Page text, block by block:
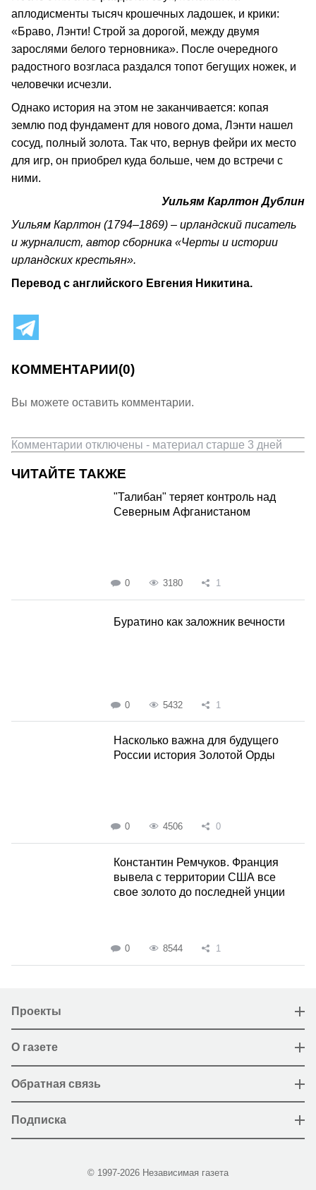
аплодисменты тысяч крошечных ладошек, и крики:
«Браво, Лэнти! Строй за дорогой, между двумя
зарослями белого терновника». После очередного
радостного возгласа раздался топот бегущих ножек, и
человечки исчезли.
Однако история на этом не заканчивается: копая
землю под фундамент для нового дома, Лэнти нашел
сосуд, полный золота. Так что, вернув фейри их место
для игр, он приобрел куда больше, чем до встречи с
ними.
Уильям Карлтон Дублин
Уильям Карлтон (1794–1869) – ирландский писатель
и журналист, автор сборника «Черты и истории
ирландских крестьян».
Перевод с английского Евгения Никитина.
КОММЕНТАРИИ(0)
Вы можете оставить комментарии.
Комментарии отключены - материал старше 3 дней
ЧИТАЙТЕ ТАКЖЕ
"Талибан" теряет контроль над
Северным Афганистаном
0 3180 1
Буратино как заложник вечности
0 5432 1
Насколько важна для будущего
России история Золотой Орды
0 4506 0
Константин Ремчуков. Франция
вывела с территории США все
свое золото до последней унции
0 8544 1
Проекты
О газете
Обратная связь
Подписка
© 1997-2026 Независимая газета